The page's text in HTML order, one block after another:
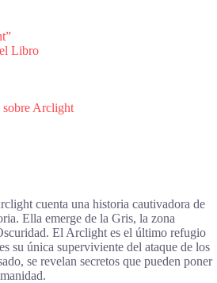
Libro
sobre Arclight
cuenta una historia cautivadora de
Ella emerge de la Gris, la zona
El Arclight es el último refugio
su única superviviente del ataque de los
se revelan secretos que pueden poner